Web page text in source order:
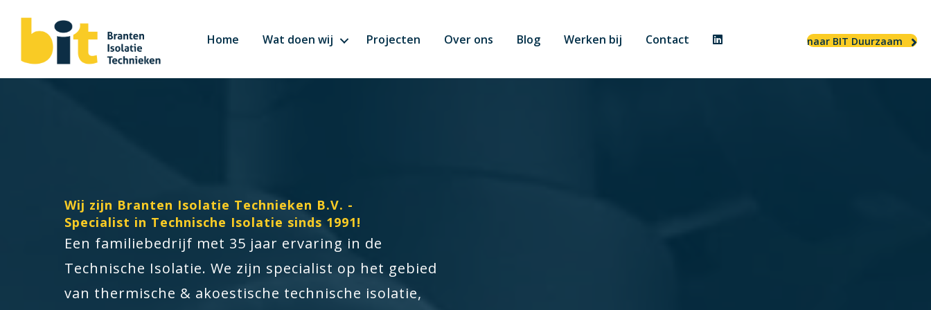
Home Wat doen wij Projecten Over ons Blog Werken bij Contact naar BIT Duurzaam
Wij zijn Branten Isolatie Technieken B.V. -
Specialist in Technische Isolatie sinds 1991!
Een familiebedrijf met 35 jaar ervaring in de
Technische Isolatie. We zijn specialist op het gebied
van thermische & akoestische technische isolatie,